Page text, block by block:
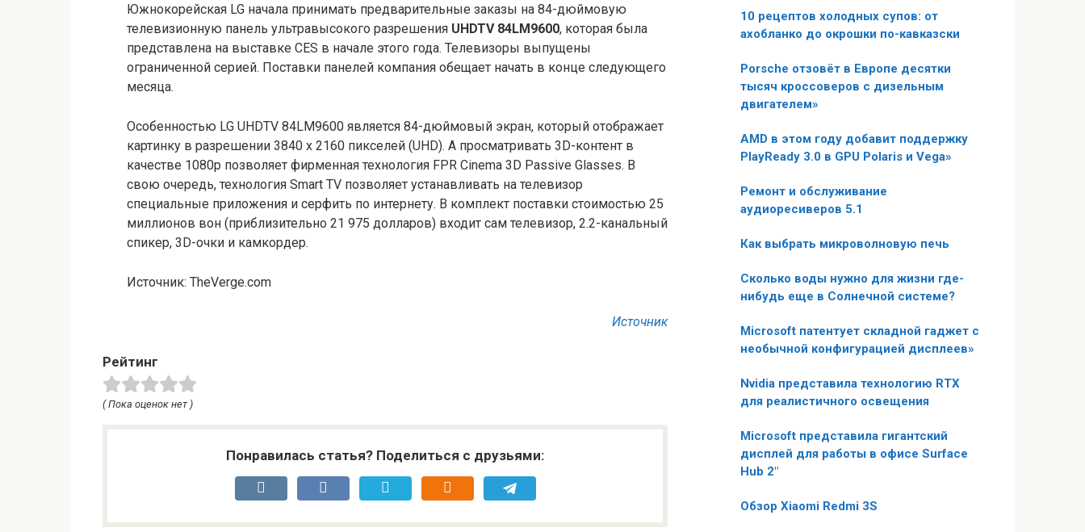
Южнокорейская LG начала принимать предварительные заказы на 84-дюймовую
телевизионную панель ультравысокого разрешения UHDTV 84LM9600, которая была
представлена на выставке CES в начале этого года. Телевизоры выпущены
ограниченной серией. Поставки панелей компания обещает начать в конце следующего
месяца.
Особенностью LG UHDTV 84LM9600 является 84-дюймовый экран, который отображает
картинку в разрешении 3840 x 2160 пикселей (UHD). А просматривать 3D-контент в
качестве 1080p позволяет фирменная технология FPR Cinema 3D Passive Glasses. В
свою очередь, технология Smart TV позволяет устанавливать на телевизор
специальные приложения и серфить по интернету. В комплект поставки стоимостью 25
миллионов вон (приблизительно 21 975 долларов) входит сам телевизор, 2.2-канальный
спикер, 3D-очки и камкордер.
Источник: TheVerge.com
Источник
Рейтинг
( Пока оценок нет )
Понравилась статья? Поделиться с друзьями:
10 рецептов холодных супов: от
ахобланко до окрошки по-кавказски
Porsche отзовёт в Европе десятки
тысяч кроссоверов с дизельным
двигателем»
AMD в этом году добавит поддержку
PlayReady 3.0 в GPU Polaris и Vega»
Ремонт и обслуживание
аудиоресиверов 5.1
Как выбрать микроволновую печь
Сколько воды нужно для жизни где-
нибудь еще в Солнечной системе?
Microsoft патентует складной гаджет с
необычной конфигурацией дисплеев»
Nvidia представила технологию RTX
для реалистичного освещения
Microsoft представила гигантский
дисплей для работы в офисе Surface
Hub 2″
Обзор Xiaomi Redmi 3S